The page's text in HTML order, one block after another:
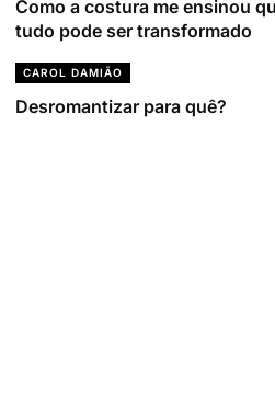
Como a costura me ensinou
tudo pode ser transformado
CAROL DAMIÃO
Desromantizar para quê?